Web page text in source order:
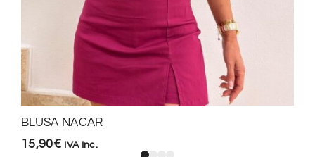
BLUSA NACAR
15,90€ IVA Inc.